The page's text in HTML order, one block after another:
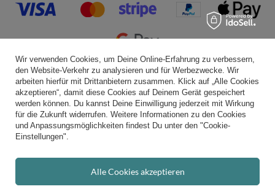
Bequeme Lieferung
Du kannst uns vertrauen
Folge uns:
Wir verwenden Cookies, um Deine Online-Erfahrung zu verbessern,
den Website-Verkehr zu analysieren und für Werbezwecke. Wir
arbeiten hierfür mit Drittanbietern zusammen. Klick auf „Alle Cookies
akzeptieren“, damit diese Cookies auf Deinem Gerät gespeichert
werden können. Du kannst Deine Einwilligung jederzeit mit Wirkung
für die Zukunft widerrufen. Weitere Informationen zu den Cookies
und Anpassungsmöglichkeiten findest Du unter den "Cookie-
Einstellungen".
Alle Cookies akzeptieren